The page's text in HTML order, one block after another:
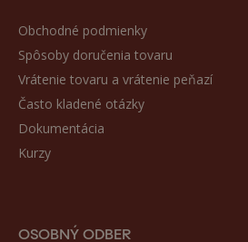
Obchodné podmienky
Spôsoby doručenia tovaru
Vrátenie tovaru a vrátenie peňazí
Často kladené otázky
Dokumentácia
Kurzy
OSOBNÝ ODBER